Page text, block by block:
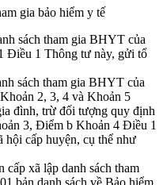
gia bảo hiểm y tế
sách tham gia BHYT của
Điều 1 Thông tư này, gửi tổ
sách tham gia BHYT của
2, 3, 4 và Khoản 5
đình, trừ đối tượng quy định
3, Điểm b Khoản 4 Điều 1
cấp huyện, cụ thể như
cấp xã lập danh sách tham